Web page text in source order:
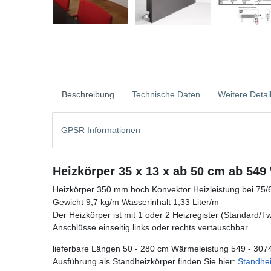
Beschreibung Technische Daten Weitere
GPSR Informationen
Heizkörper 35 x 13 x ab 50 cm ab 549
Heizkörper 350 mm hoch Konvektor Heizleistung bei 75/
Gewicht 9,7 kg/m Wasserinhalt 1,33 Liter/m
Der Heizkörper ist mit 1 oder 2 Heizregister (Standard/
Anschlüsse einseitig links oder rechts vertauschbar
lieferbare Längen 50 - 280 cm Wärmeleistung 549 -
Ausführung als Standheizkörper finden Sie hier: